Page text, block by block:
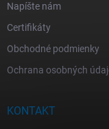
Napíšte nám
Certifikáty
Obchodné podmienky
Ochrana osobných
KONTAKT